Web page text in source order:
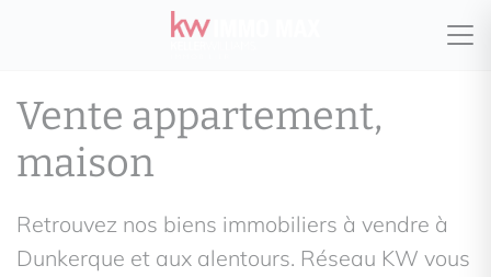
Vente appartement,
maison
Retrouvez nos biens immobiliers à vendre à
Dunkerque et aux alentours. Réseau KW vous